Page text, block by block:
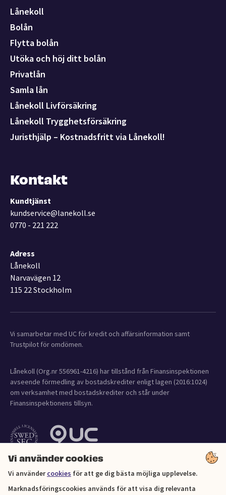
Vi använder cookies
Vi användercookies för att ge dig bästa möjliga upplevelse.
Marknadsföringscookies används för att visa dig relevanta
Lånekoll
Bolån
Flytta bolån
Utöka och höj ditt bolån
Privatlån
Samla lån
Lånekoll Livförsäkring
Lånekoll Trygghetsförsäkring
Juristhjälp – Kostnadsfritt via Lånekoll!
Kontakt
Kundtjänst
kundservice@lanekoll.se
0770 - 221 222
Adress
Lånekoll
Narvavägen 12
115 22 Stockholm
Vi samarbetar med UC för kredit och affärsinformation samt
Trustpilot för omdömen.
Lånekoll (Org.nr 556961-4216) har tillstånd från Finansinspektionen
avseende förmedling av bostadskrediter enligt lagen (2016:1024)
om verksamhet med bostadskrediter och står under
Finansinspektionens tillsyn.